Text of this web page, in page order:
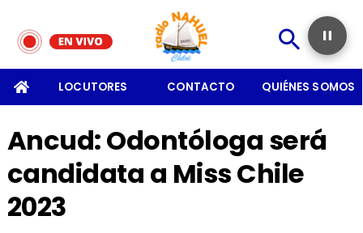
LOCUTORES CONTACTO QUIÉNES SOMOS
Ancud: Odontóloga será
candidata a Miss Chile
2023